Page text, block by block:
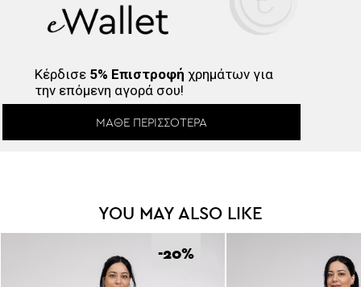
Κέρδισε 5% Επιστροφή χρημάτων για
την επόμενη αγορά σου!
ΜΆΘΕ ΠΕΡΙΣΣΌΤΕΡΑ
YOU MAY ALSO LIKE
-20%